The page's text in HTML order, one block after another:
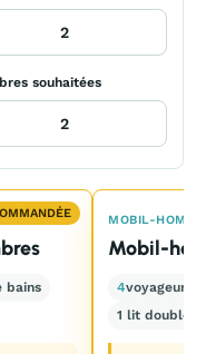
souhaitées
bains
MOBIL-HOME
Mobil-
4voyageurs
1 lit double